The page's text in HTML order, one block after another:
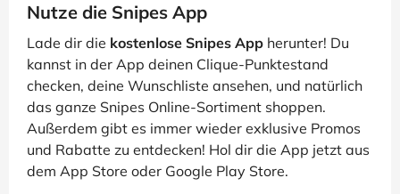
Nutze die Snipes App
Lade dir die kostenlose Snipes App herunter! Du
kannst in der App deinen Clique-Punktestand
checken, deine Wunschliste ansehen, und natürlich
das ganze Snipes Online-Sortiment shoppen.
Außerdem gibt es immer wieder exklusive Promos
und Rabatte zu entdecken! Hol dir die App jetzt aus
dem App Store oder Google Play Store.